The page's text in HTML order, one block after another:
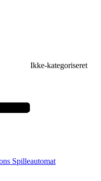
Ikke-kategoriseret
Spilleautomat